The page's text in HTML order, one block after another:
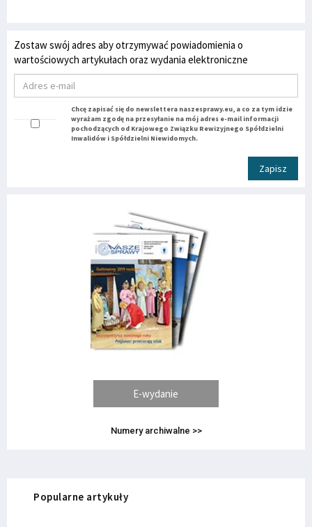
Zostaw swój adres aby otrzymywać powiadomienia o
wartościowych artykułach oraz wydania elektroniczne
Chcę zapisać się do newslettera naszesprawy.eu, a co za tym idzie
wyrażam zgodę na przesyłanie na mój adres e-mail informacji
pochodzących od Krajowego Związku Rewizyjnego Spółdzielni
Inwalidów i Spółdzielni Niewidomych.
Zapisz
E-wydanie
Numery archiwalne >>
Popularne artykuły